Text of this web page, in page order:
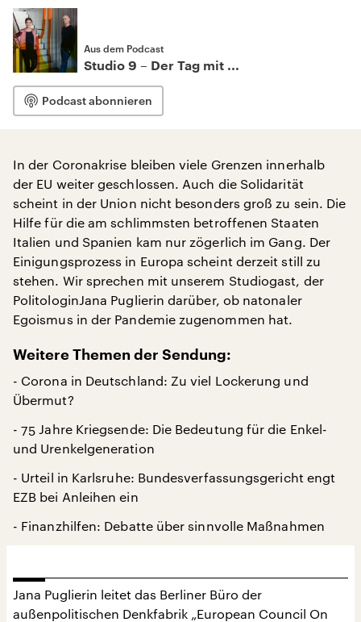
Aus dem Podcast
Studio 9 – Der Tag mit ...
Podcast abonnieren
In der Coronakrise bleiben viele Grenzen innerhalb
der EU weiter geschlossen. Auch die Solidarität
scheint in der Union nicht besonders groß zu sein. Die
Hilfe für die am schlimmsten betroffenen Staaten
Italien und Spanien kam nur zögerlich im Gang. Der
Einigungsprozess in Europa scheint derzeit still zu
stehen. Wir sprechen mit unserem Studiogast, der
PolitologinJana Puglierin darüber, ob natonaler
Egoismus in der Pandemie zugenommen hat.
Weitere Themen der Sendung:
- Corona in Deutschland: Zu viel Lockerung und
Übermut?
- 75 Jahre Kriegsende: Die Bedeutung für die Enkel-
und Urenkelgeneration
- Urteil in Karlsruhe: Bundesverfassungsgericht engt
EZB bei Anleihen ein
- Finanzhilfen: Debatte über sinnvolle Maßnahmen
Jana Puglierin leitet das Berliner Büro der
außenpolitischen Denkfabrik „European Council On